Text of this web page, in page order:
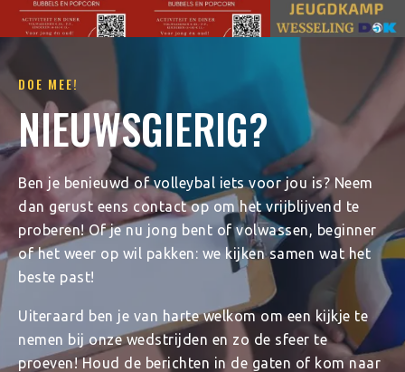
DOE MEE!
NIEUWSGIERIG?
Ben je benieuwd of volleybal iets voor jou is? Neem
dan gerust eens contact op om het vrijblijvend te
proberen! Of je nu jong bent of volwassen, beginner
of het weer op wil pakken: we kijken samen wat het
beste past!
Uiteraard ben je van harte welkom om een kijkje te
nemen bij onze wedstrijden en zo de sfeer te
proeven! Houd de berichten in de gaten of kom naar